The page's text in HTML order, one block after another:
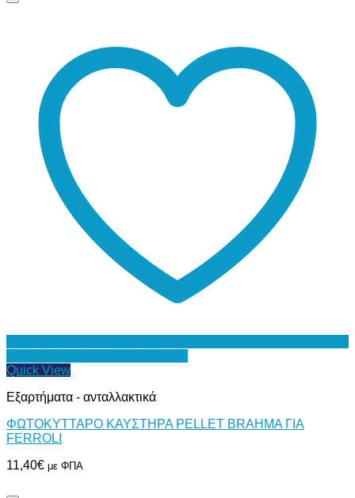
Quick View
Εξαρτήματα - ανταλλακτικά
ΦΩΤΟΚΥΤΤΑΡΟ ΚΑΥΣΤΗΡΑ PELLET BRAHMA ΓΙΑ
FERROLI
11,40€ με ΦΠΑ